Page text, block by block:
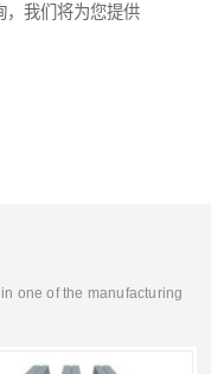
，我们将为您提供
one of the manufacturing